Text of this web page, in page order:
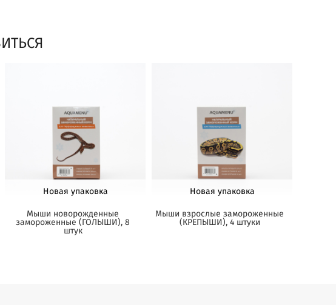
Новая упаковка
Мыши новорожденные
замороженные (ГОЛЫШИ), 8
штук
Новая упаковка
Мыши взрослые замороженные
(КРЕПЫШИ), 4 штуки